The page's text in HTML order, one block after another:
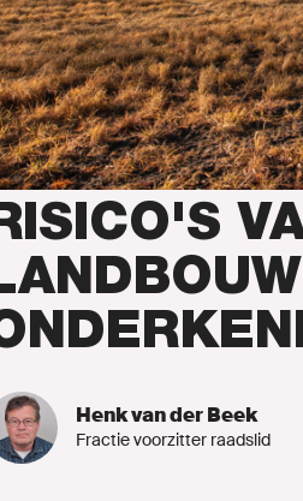
Henk van der Beek
Fractie voorzitter raadslid
IN
Onze mensen
Onze afdeling
Nieuws
Agenda
Naar GroenLinks.nl